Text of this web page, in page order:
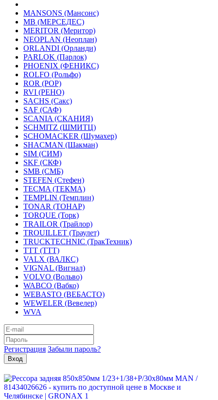
MANSONS (Мансонс)
MB (МЕРСЕДЕС)
MERITOR (Меритор)
NEOPLAN (Неоплан)
ORLANDI (Орланди)
PARLOK (Парлок)
PHOENIX (ФЕНИКС)
ROLFO (Рольфо)
ROR (РОР)
RVI (РЕНО)
SACHS (Сакс)
SAF (САФ)
SCANIA (СКАНИЯ)
SCHMITZ (ШМИТЦ)
SCHOMACKER (Шумахер)
SHACMAN (Шакман)
SIM (СИМ)
SKF (СКФ)
SMB (СМБ)
STEFEN (Стефен)
TECMA (ТЕКМА)
TEMPLIN (Темплин)
TONAR (ТОНАР)
TORQUE (Торк)
TRAILOR (Трайлор)
TROUILLET (Траулет)
TRUCKTECHNIC (ТракТехник)
TTT (ТТТ)
VALX (ВАЛКС)
VIGNAL (Вигнал)
VOLVO (Вольво)
WABCO (Вабко)
WEBASTO (ВЕБАСТО)
WEWELER (Вевелер)
WVA
Регистрация Забыли пароль?